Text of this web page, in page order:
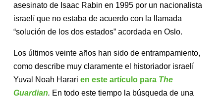
asesinato de Isaac Rabin en 1995 por un nacionalista
israelí que no estaba de acuerdo con la llamada
“solución de los dos estados” acordada en Oslo.
Los últimos veinte años han sido de entrampamiento,
como describe muy claramente el historiador israelí
Yuval Noah Harari en este artículo para The
Guardian. En todo este tiempo la búsqueda de una